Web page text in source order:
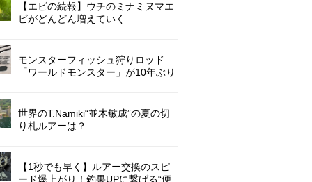
【エビの続報】ウチのミナミヌマエ
ビがどんどん増えていく
モンスターフィッシュ狩りロッド
「ワールドモンスター」が10年ぶり
世界のT.Namiki“並木敏成”の夏の切
り札ルアーは？
【1秒でも早く】ルアー交換のスピ
ード爆上がり！釣果UPに繋げる“便